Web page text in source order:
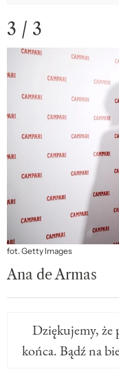
3 / 3
fot. Getty Images
Ana de Armas
Dziękujemy, że
końca. Bądź na